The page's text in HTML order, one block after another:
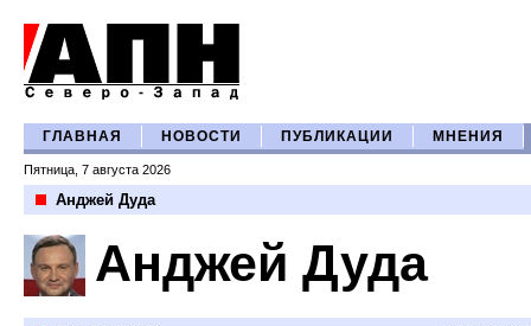
ГЛАВНАЯ НОВОСТИ ПУБЛИКАЦИИ МНЕНИЯ
Пятница, 7 августа 2026
Анджей Дуда
Анджей Дуда